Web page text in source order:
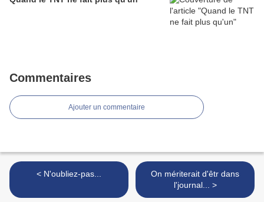
Commentaires
Ajouter un commentaire
< N'oubliez-pas...
On mériterait d'êtr dans
l'journal... >